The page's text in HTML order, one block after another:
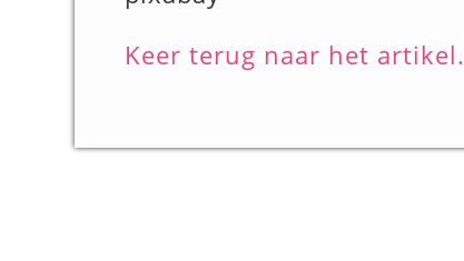
Keer terug naar het artikel.